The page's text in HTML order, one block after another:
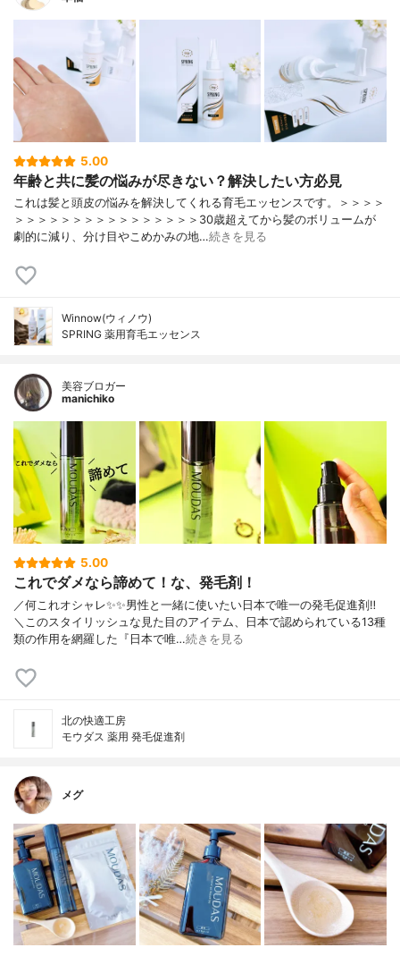
5.00
年齢と共に髪の悩みが尽きない？解決したい方必見
これは髪と頭皮の悩みを解決してくれる育毛エッセンスです。＞＞＞＞
＞＞＞＞＞＞＞＞＞＞＞＞＞＞＞＞30歳超えてから髪のボリュームが
劇的に減り、分け目やこめかみの地…続きを見る
Winnow(ウィノウ)
SPRING 薬用育毛エッセンス
美容ブロガー
manichiko
5.00
これでダメなら諦めて！な、発毛剤！
／何これオシャレ✨✨男性と一緒に使いたい日本で唯一の発毛促進剤‼︎
＼このスタイリッシュな見た目のアイテム、日本で認められている13種
類の作用を網羅した『日本で唯…続きを見る
北の快適工房
モウダス 薬用 発毛促進剤
メグ